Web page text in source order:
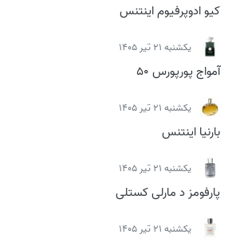
کیو ادوپرفیوم اینتنس
يكشنبه 21 تیر 1405
آمواج پورپورس 50
يكشنبه 21 تیر 1405
بارنیا اینتنس
يكشنبه 21 تیر 1405
پارفومز د مارلی کستلی
يكشنبه 21 تیر 1405